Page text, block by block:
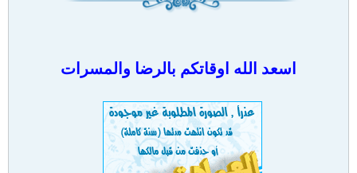
اسعد الله اوقاتكم بالرضا والمسرات